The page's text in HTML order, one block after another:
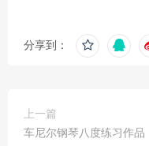
分享到：
上一篇
车尼尔钢琴八度练习作品